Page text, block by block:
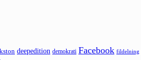
deepedition demokrati Facebook fildelning